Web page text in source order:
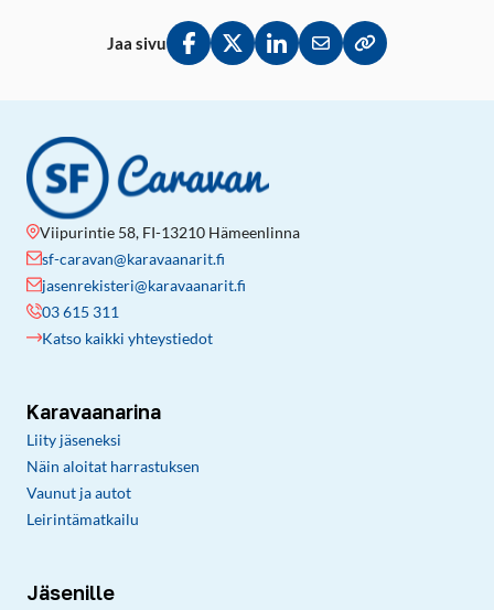
Jaa sivu
Jaa Facebookissa
Jaa Twitterissä
Jaa LinkedInissä
Jaa sähköpostitse
Kopioi linkki
Viipurintie 58, FI-13210 Hämeenlinna
sf-caravan@karavaanarit.fi
jasenrekisteri@karavaanarit.fi
03 615 311
Katso kaikki yhteystiedot
Karavaanarina
Liity jäseneksi
Näin aloitat harrastuksen
Vaunut ja autot
Leirintämatkailu
Jäsenille